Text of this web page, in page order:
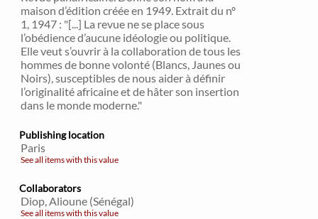
maison d’édition créée en 1949. Extrait du nº
1, 1947 : "[...] La revue ne se place sous
l’obédience d’aucune idéologie ou politique.
Elle veut s’ouvrir à la collaboration de tous les
hommes de bonne volonté (Blancs, Jaunes ou
Noirs), susceptibles de nous aider à définir
l’originalité africaine et de hâter son insertion
dans le monde moderne."
Publishing location
Paris
See all items with this value
Collaborators
Diop, Alioune (Sénégal)
See all items with this value